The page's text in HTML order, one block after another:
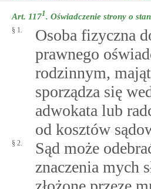
Art. 1171. Oświadczenie strony o
§ 1.
Osoba fizyczna
prawnego
rodzinnym,
sporządza się
adwokata lub
od kosztów
§ 2.
Sąd może
znaczenia mych